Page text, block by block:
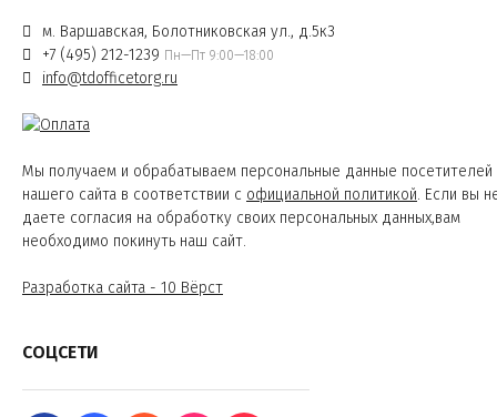
м. Варшавская, Болотниковская ул., д.5к3
+7 (495) 212-1239 Пн—Пт 9:00—18:00
info@tdofficetorg.ru
Мы получаем и обрабатываем персональные данные посетителей
нашего сайта в соответствии с официальной политикой. Если вы
даете согласия на обработку своих персональных данных,вам
необходимо покинуть наш сайт.
Разработка сайта - 10 Вёрст
СОЦСЕТИ